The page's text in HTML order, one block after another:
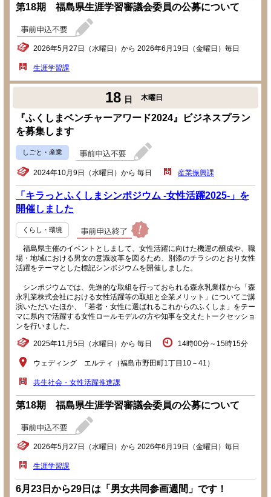
第18期 福島県生涯学習審議会委員の公募について
2026年5月27日（水曜日）から 2026年6月19日（金曜日）毎日
生涯学習課
18 日 木曜日
『ふくしまベンチャーアワード2024』ビジネスプラン
を募集します
しごと・産業
2024年10月9日（水曜日）から 毎日 産業振興課
「キラっとふくしまシンポジウム -女性活躍2025-」を
開催しました
くらし・環境
福島県主催のイベントとしまして、女性活躍に向けた機運の醸成や、職
場・地域における男女の意識改革を図るため、別添のチラシのとおり女性
活躍をテーマとした標記シンポジウムを開催しました。
シンポジウムでは、先進的な取組を行っておられる森永乳業様から「森
永乳業株式会社における女性活躍等の取組と企業メリット」についてご講
演いただいたほか、「若者・女性に選ばれるこれからのふくしま」をテー
マに県内で活躍する女性ロールモデルの方や知事を交えたトークセッショ
ンを行いました。
2025年11月5日（水曜日）から 毎日 14時00分～15時15分
ウェディング エルティ（福島市野田町1丁目10－41）
共生社会・女性活躍推進課
第18期 福島県生涯学習審議会委員の公募について
2026年5月27日（水曜日）から 2026年6月19日（金曜日）毎日
生涯学習課
6月23日から29日は「男女共同参画週間」です！